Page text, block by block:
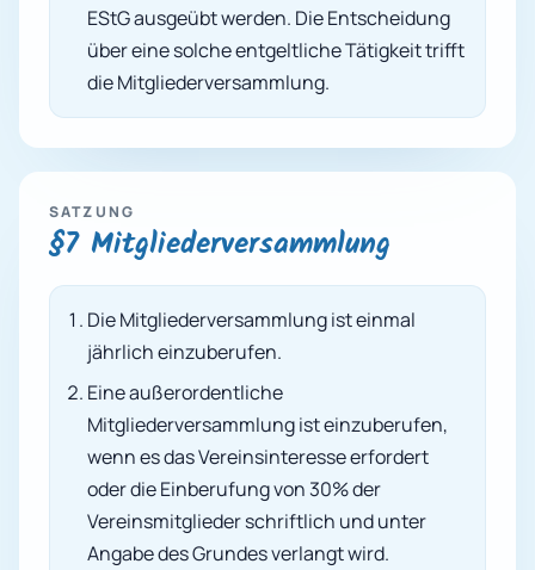
EStG ausgeübt werden. Die Entscheidung
über eine solche entgeltliche Tätigkeit trifft
die Mitgliederversammlung.
SATZUNG
§7 Mitgliederversammlung
Die Mitgliederversammlung ist einmal
jährlich einzuberufen.
Eine außerordentliche
Mitgliederversammlung ist einzuberufen,
wenn es das Vereinsinteresse erfordert
oder die Einberufung von 30% der
Vereinsmitglieder schriftlich und unter
Angabe des Grundes verlangt wird.